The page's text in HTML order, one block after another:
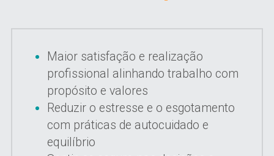
Maior satisfação e realização
profissional alinhando trabalho com
propósito e valores
Reduzir o estresse e o esgotamento
com práticas de autocuidado e
equilíbrio